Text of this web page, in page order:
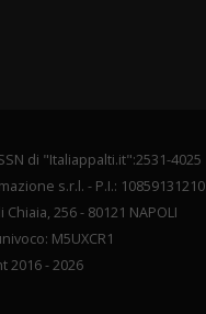
di "Italiappalti.it":2531-4025
s.r.l. - P.I.: 10859131210
Chiaia, 256 - 80121 NAPOLI
M5UXCR1
2016 - 2026